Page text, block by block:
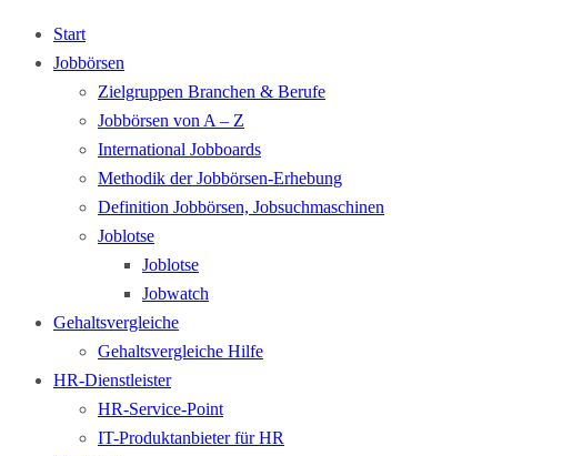
Start
Jobbörsen
Zielgruppen Branchen & Berufe
Jobbörsen von A – Z
International Jobboards
Methodik der Jobbörsen-Erhebung
Definition Jobbörsen, Jobsuchmaschinen
Joblotse
Joblotse
Jobwatch
Gehaltsvergleiche
Gehaltsvergleiche Hilfe
HR-Dienstleister
HR-Service-Point
IT-Produktanbieter für HR